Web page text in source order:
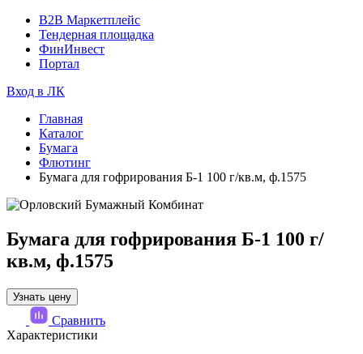
B2B Маркетплейс
Тендерная площадка
ФинИнвест
Портал
Вход в ЛК
Главная
Каталог
Бумага
Флютинг
Бумага для гофрирования Б-1 100 г/кв.м, ф.1575
Бумага для гофрирования Б-1 100 г/
кв.м, ф.1575
Узнать цену
Сравнить
Характеристики